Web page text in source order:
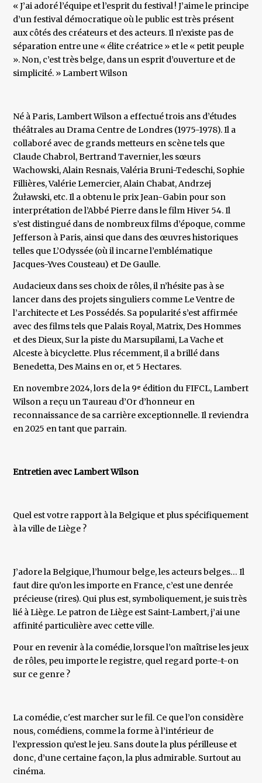
« J’ai adoré l’équipe et l’esprit du festival ! J’aime le principe
d’un festival démocratique où le public est très présent
aux côtés des créateurs et des acteurs. Il n’existe pas de
séparation entre une « élite créatrice » et le « petit peuple
». Non, c’est très belge, dans un esprit d’ouverture et de
simplicité. » Lambert Wilson
Né à Paris, Lambert Wilson a effectué trois ans d’études
théâtrales au Drama Centre de Londres (1975-1978). Il a
collaboré avec de grands metteurs en scène tels que
Claude Chabrol, Bertrand Tavernier, les sœurs
Wachowski, Alain Resnais, Valéria Bruni-Tedeschi, Sophie
Fillières, Valérie Lemercier, Alain Chabat, Andrzej
Żuławski, etc. Il a obtenu le prix Jean-Gabin pour son
interprétation de l’Abbé Pierre dans le film Hiver 54. Il
s’est distingué dans de nombreux films d’époque, comme
Jefferson à Paris, ainsi que dans des œuvres historiques
telles que L’Odyssée (où il incarne l’emblématique
Jacques-Yves Cousteau) et De Gaulle.
Audacieux dans ses choix de rôles, il n’hésite pas à se
lancer dans des projets singuliers comme Le Ventre de
l’architecte et Les Possédés. Sa popularité s’est affirmée
avec des films tels que Palais Royal, Matrix, Des Hommes
et des Dieux, Sur la piste du Marsupilami, La Vache et
Alceste à bicyclette. Plus récemment, il a brillé dans
Benedetta, Des Mains en or, et 5 Hectares.
En novembre 2024, lors de la 9ᵉ édition du FIFCL, Lambert
Wilson a reçu un Taureau d’Or d’honneur en
reconnaissance de sa carrière exceptionnelle. Il reviendra
en 2025 en tant que parrain.
Entretien avec Lambert Wilson
Quel est votre rapport à la Belgique et plus spécifiquement
à la ville de Liège ?
J’adore la Belgique, l’humour belge, les acteurs belges… Il
faut dire qu’on les importe en France, c’est une denrée
précieuse (rires). Qui plus est, symboliquement, je suis très
lié à Liège. Le patron de Liège est Saint-Lambert, j’ai une
affinité particulière avec cette ville.
Pour en revenir à la comédie, lorsque l’on maîtrise les jeux
de rôles, peu importe le registre, quel regard porte-t-on
sur ce genre ?
La comédie, c'est marcher sur le fil. Ce que l’on considère
nous, comédiens, comme la forme à l’intérieur de
l’expression qu’est le jeu. Sans doute la plus périlleuse et
donc, d’une certaine façon, la plus admirable. Surtout au
cinéma.